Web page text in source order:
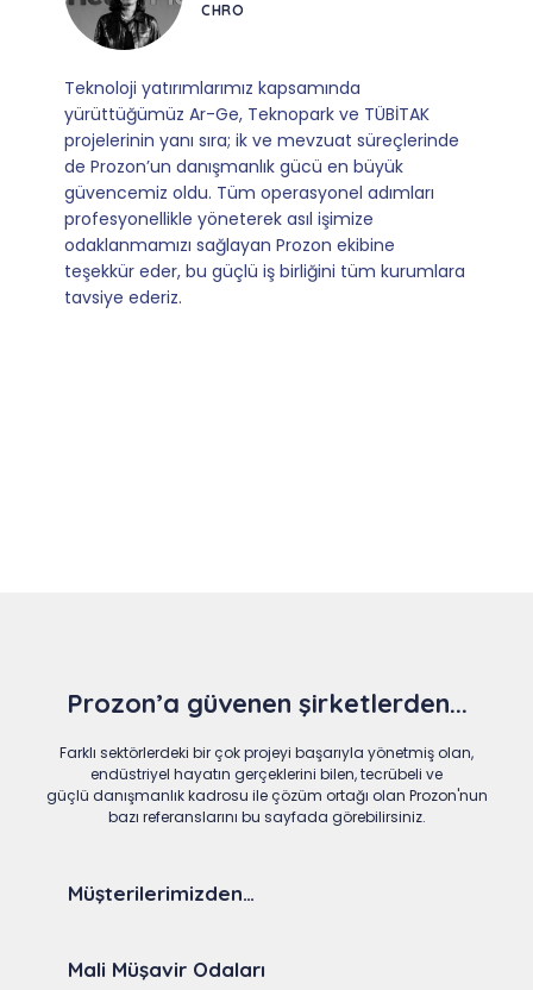
SATIŞ YÖNETICISI
Mevzuata uyum, başvuru ve izleme adımlarında
sağladıkları kusursuz yönlendirme sayesinde artık
operasyonlarımızı sıfır kaygı ve tam güvenle
yürütüyoruz. İş birliğimizi bizim için asıl değerli
kılan ise; ihtiyaç duyduğumuz her an ulaşılabilir
olmaları ve sorularımıza aldığımız hızlı geri
dönüşler.
Prozon’a güvenen şirketlerden...
Farklı sektörlerdeki bir çok projeyi başarıyla yönetmiş olan,
endüstriyel hayatın gerçeklerini bilen, tecrübeli ve
güçlü danışmanlık kadrosu ile çözüm ortağı olan Prozon'nun
bazı referanslarını bu sayfada görebilirsiniz.
Müşterilerimizden…
Mali Müşavir Odaları